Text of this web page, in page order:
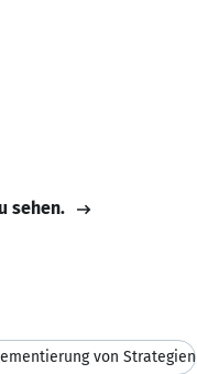
sehen.
von Strategien